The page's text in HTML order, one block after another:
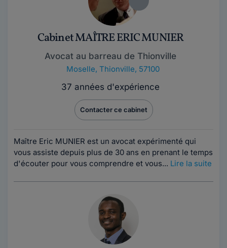
Cabinet MAÎTRE ERIC MUNIER
Avocat au barreau de Thionville
Moselle, Thionville, 57100
37 années d'expérience
Contacter ce cabinet
Maître Eric MUNIER est un avocat expérimenté qui
vous assiste depuis plus de 30 ans en prenant le temps
d'écouter pour vous comprendre et vous... Lire la suite